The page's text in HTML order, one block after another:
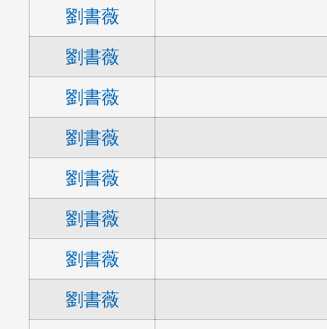
劉書薇
劉書薇
劉書薇
劉書薇
劉書薇
劉書薇
劉書薇
劉書薇